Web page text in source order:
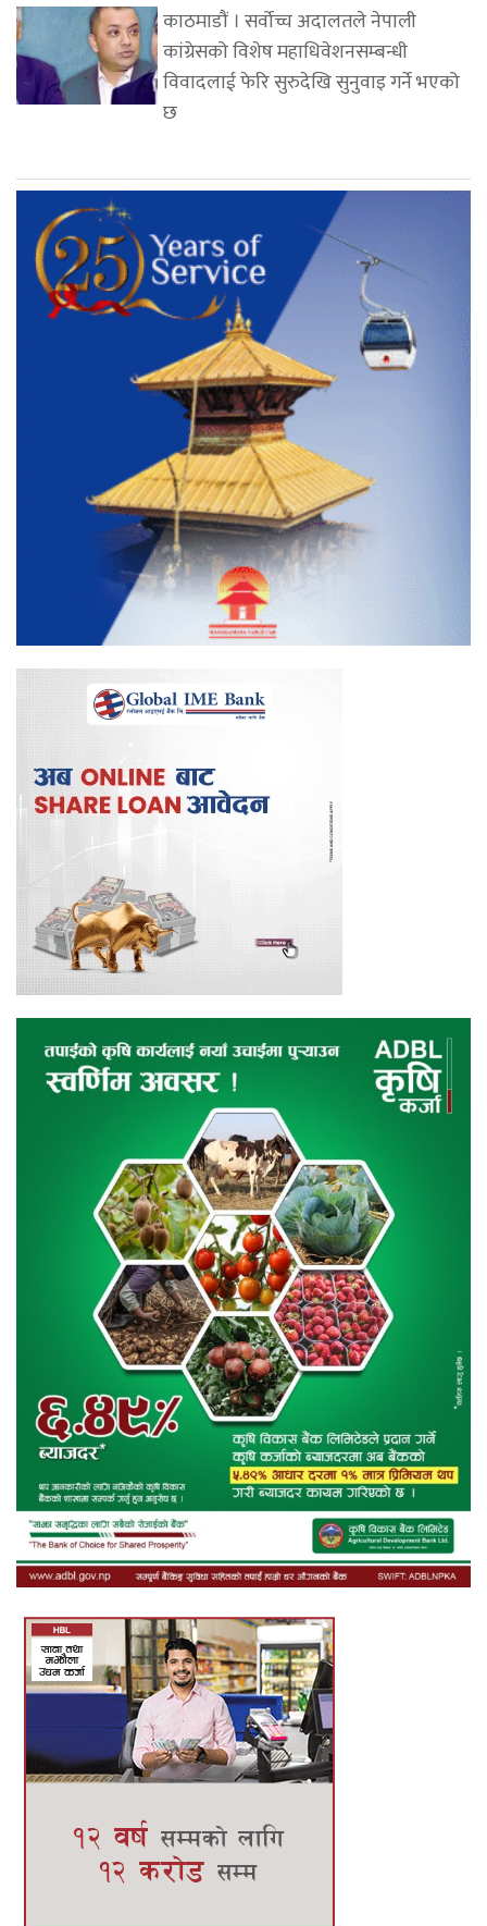
काठमाडौं । सर्वोच्च अदालतले नेपाली
कांग्रेसको विशेष महाधिवेशनसम्बन्धी
विवादलाई फेरि सुरुदेखि सुनुवाइ गर्ने भएको
छ